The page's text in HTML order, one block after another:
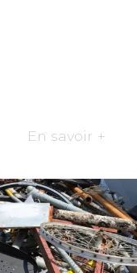
En savoir +